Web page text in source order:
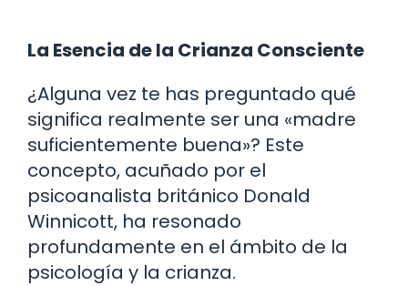
La Esencia de la Crianza Consciente
¿Alguna vez te has preguntado qué
significa realmente ser una «madre
suficientemente buena»? Este
concepto, acuñado por el
psicoanalista británico Donald
Winnicott, ha resonado
profundamente en el ámbito de la
psicología y la crianza.